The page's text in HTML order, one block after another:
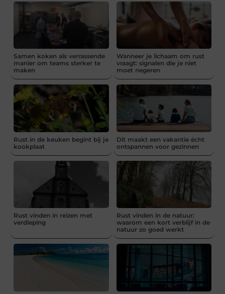
Samen koken als verrassende
manier om teams sterker te
maken
Wanneer je lichaam om rust
vraagt: signalen die je niet
moet negeren
Rust in de keuken begint bij je
kookplaat
Dit maakt een vakantie écht
ontspannen voor gezinnen
Rust vinden in reizen met
verdieping
Rust vinden in de natuur:
waarom een kort verblijf in de
natuur zo goed werkt